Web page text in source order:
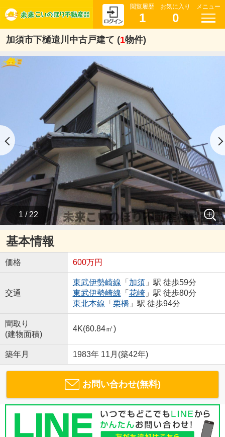
閲覧履歴
1
お気に入り
0
メニュー
加須市下樋遣川中古戸建て (1物件)
1 / 22
基本情報
価格 600万円
交通
東武伊勢崎線 「 加須」駅 徒歩59分
東武伊勢崎線 「 花崎」駅 徒歩80分
東北本線 「 栗橋 」駅 徒歩94分
間取り
(建物面積)
4K(60.84㎡)
築年月 1983年 11月(築42年)
お問い合わせ(無料)